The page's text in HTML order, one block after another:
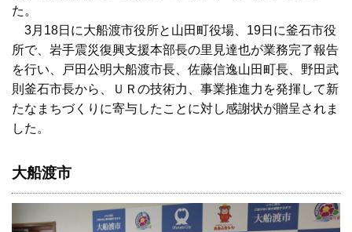
た。
3月18日に大船渡市役所と山田町役場、19日に釜石市役
所で、岩手震災復興支援本部長の里見達也が業務完了報告
を行い、戸田公明大船渡市長、佐藤信逸山田町長、野田武
則釜石市長から、ＵＲの技術力、事業推進力を発揮して新
たなまちづくりに寄与したことに対し感謝状が贈呈されま
した。
大船渡市